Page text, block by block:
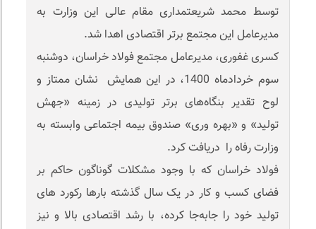
توسط محمد شریعتمداری مقام عالی این وزارت به
مدیرعامل این مجتمع برتر اقتصادی اهدا شد.
کسری غفوری، مدیرعامل مجتمع فولاد خراسان، دوشنبه
سوم خردادماه 1400، در این همایش نشان ممتاز و
لوح تقدیر بنگاه‌های برتر تولیدی در زمینه «جهش
تولید» و «بهره وری» صندوق بیمه اجتماعی وابسته به
وزارت رفاه را دریافت کرد.
فولاد خراسان که با وجود مشکلات گوناگون حاکم بر
فضای کسب و کار در یک سال گذشته بارها رکورد های
تولید خود را جابه‌جا کرده، با رشد اقتصادی بالا و نیز